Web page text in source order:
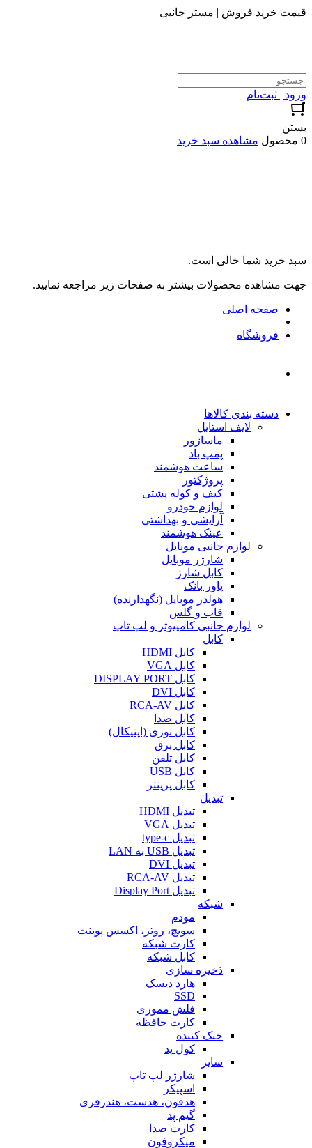
قیمت خرید فروش | مستر جانبی
ورود | ثبت‌نام
بستن
0 محصول
مشاهده سبد خرید
سبد خرید شما خالی است.
جهت مشاهده محصولات بیشتر به صفحات زیر مراجعه نمایید.
صفحه اصلی
فروشگاه
دسته بندی کالاها
لایف استایل
ماساژور
پمپ باد
ساعت هوشمند
پروژکتور
کیف و کوله پشتی
لوازم خودرو
آرایشی و بهداشتی
عینک هوشمند
لوازم جانبی موبایل
شارژر موبایل
کابل شارژ
پاور بانک
هولدر موبایل (نگهدارنده)
قاب و گلس
لوازم جانبی کامپیوتر و لپ تاپ
کابل
کابل HDMI
کابل VGA
کابل DISPLAY PORT
کابل DVI
کابل RCA-AV
کابل صدا
کابل نوری (اپتیکال)
کابل برق
کابل تلفن
کابل USB
کابل پرینتر
تبدیل
تبدیل HDMI
تبدیل VGA
تبدیل type-c
تبدیل USB به LAN
تبدیل DVI
تبدیل RCA-AV
تبدیل Display Port
شبکه
مودم
سویچ، روتر، اکسس پوینت
کارت شبکه
کابل شبکه
ذخیره سازی
هارد دیسک
SSD
فلش مموری
کارت حافظه
خنک کننده
کول پد
سایر
شارژر لپ تاپ
اسپیکر
هدفون، هدست، هندزفری
گیم پد
کارت صدا
میکروفون